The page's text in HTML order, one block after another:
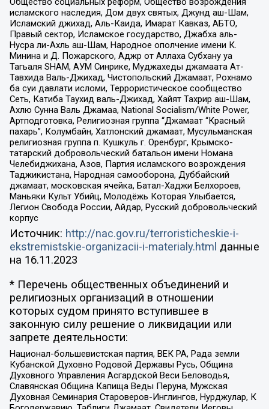
исламского наследия, Дом двух святых, Джунд аш-Шам,
Исламский джихад, Аль-Каида, Имарат Кавказ, АБТО,
Правый сектор, Исламское государство, Джабха аль-
Нусра ли-Ахль аш-Шам, Народное ополчение имени К.
Минина и Д. Пожарского, Аджр от Аллаха Субхану уа
Тагьаля SHAM, АУМ Синрике, Муджахеды джамаата Ат-
Тавхида Валь-Джихад, Чистопольский Джамаат, Рохнамо
ба суи давлати исломи, Террористическое сообщество
Сеть, Катиба Таухид валь-Джихад, Хайят Тахрир аш-Шам,
Ахлю Сунна Валь Джамаа, National Socialism/White Power,
Артподготовка, Религиозная группа “Джамаат “Красный
пахарь”, Колумбайн, Хатлонский джамаат, Мусульманская
религиозная группа п. Кушкуль г. Оренбург, Крымско-
татарский добровольческий батальон имени Номана
Челебиджихана, Азов, Партия исламского возрождения
Таджикистана, Народная самооборона, Дуббайский
джамаат, московская ячейка, Батал-Хаджи Белхороев,
Маньяки Культ Убийц, Молодёжь Которая Улыбается,
Легион Свобода России, Айдар, Русский добровольческий
корпус
Источник: http://nac.gov.ru/terroristicheskie-i-
ekstremistskie-organizacii-i-materialy.html данные
на 16.11.2023
* Перечень общественных объединений и
религиозных организаций в отношении
которых судом принято вступившее в
законную силу решение о ликвидации или
запрете деятельности:
Национал-большевистская партия, ВЕК РА, Рада земли
Кубанской Духовно Родовой Державы Русь, Община
Духовного Управления Асгардской Веси Беловодья,
Славянская Община Капища Веды Перуна, Мужская
Духовная Семинария Староверов-Инглингов, Нурджулар, К